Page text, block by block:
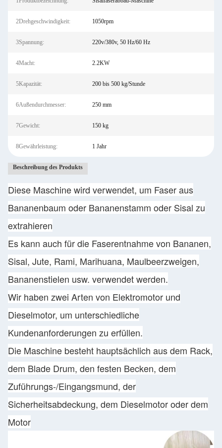
2Drehgeschwindigkeit: 1050rpm
3Spannung: 220v/380v, 50 Hz/60 Hz
4Macht: 2.2KW
5Kapazität: 200 bis 500 kg/Stunde
6Außendurchmesser: 250 mm
7Gewicht: 150 kg
8Gewährleistung: 1 Jahr
Beschreibung des Produkts
Diese Maschine wird verwendet, um Faser aus
Bananenbaum oder Bananenstamm oder Sisal zu
extrahieren
Es kann auch für die Faserentnahme von Bananen,
Sisal, Jute, Rami, Marihuana, Maulbeerzweigen,
Bananenstielen usw. verwendet werden.
Wir haben zwei Arten von Elektromotor und
Dieselmotor, um unterschiedliche
Kundenanforderungen zu erfüllen.
Die Maschine besteht hauptsächlich aus dem Rack,
dem Blade Drum, den festen Becken, dem
Zuführungs-/Eingangsmund, der
Sicherheitsabdeckung, dem Dieselmotor oder dem
Motor